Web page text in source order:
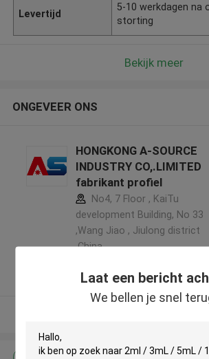
Laat een bericht
We bellen je snel
Levertijd
5-10 werkdagen na
storting
Bekijk meer
ONGEVEER ONS
HONGKONG A-SOURCE
INDUSTRY CO,.LIMITED
fabrikant profiel
No4, 7 Floor , KaiTu
development Building, No 33
,Wang Jiao , Jiulong district
,China
Geverifieerde